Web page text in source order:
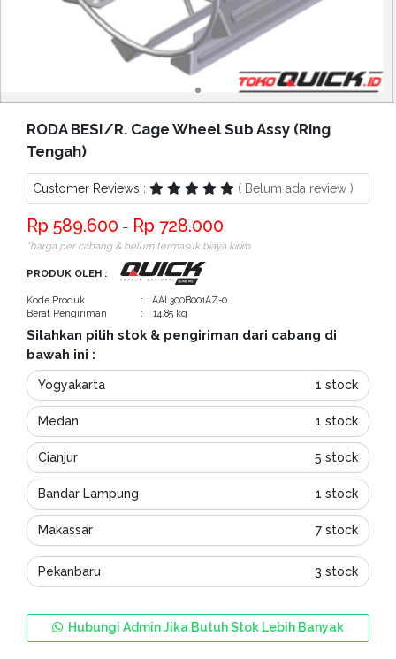
RODA BESI/R. Cage Wheel Sub Assy (Ring
Tengah)
Customer Reviews : ( Belum ada review )
589.600 − 728.000
*harga per cabang & belum termasuk biaya kirim
PRODUK OLEH :
Kode Produk
: AAL300B001AZ-0
Berat Pengiriman
: 14.85 kg
Silahkan pilih stok & pengiriman dari cabang di
bawah ini :
Yogyakarta 1 stock
Medan 1 stock
Cianjur 5 stock
Bandar Lampung 1 stock
Makassar 7 stock
Pekanbaru 3 stock
Hubungi Admin Jika Butuh Stok Lebih Banyak